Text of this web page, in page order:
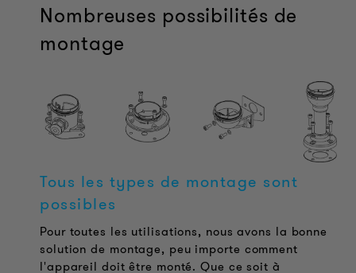
Nombreuses possibilités de
montage
Tous les types de montage sont
possibles
Pour toutes les utilisations, nous avons la bonne
solution de montage, peu importe comment
l'appareil doit être monté. Que ce soit à